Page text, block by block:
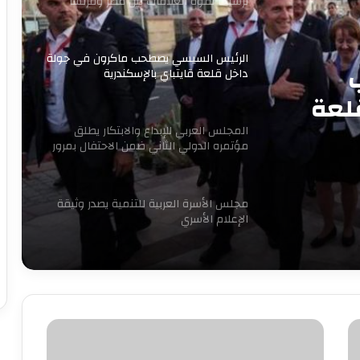
الرئيس السيسي يصطحب ماكرون في جولة
داخل قلعة قايتباي بالإسكندرية
المجلس العربي للإبداع والابتكار يطلق
مؤتمره الدولي الثاني ضمن الاحتفال بمرور
16 عاما للتنمية المستدامة
مجلس الأسرة العربية للتنمية يصدر وثيقة
الإعلام الأسري
7 سبتمبر.. حفل توقيع ومناقشة كتاب
“قبل المأذون” للدكتورة آمال إبراهيم
بالصور|